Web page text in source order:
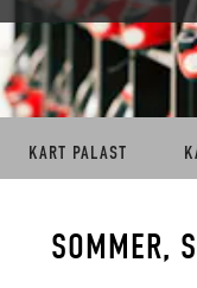
KART PALAST
SOMMER,